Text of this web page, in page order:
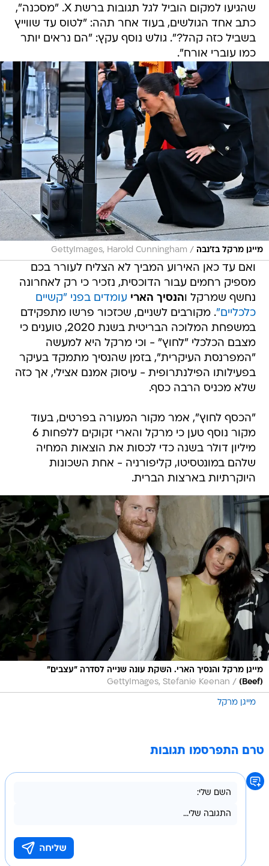
שהגיעו למקום הוביל לגל תגובות ברשת X. "מסכנה",
כתב אחד הגולשים, בעוד אחר תהה: "לטוס עד שווייץ
בשביל כזה קהל?". גולש נוסף עקץ: "הם נראים יותר
כמו עוברי אורח".
מייגן מרקל בז'נבה /
GettyImages, Harold Cunningham
ואם עד כאן האירוע המביך לא הצליח לעורר בכם
מספיק רחמים עבור הדוכסית, נזכיר כי רק לאחרונה
נחשף שמרקל והנסיך הארי עומדים בפני "קשיים
כלכליים". מקורבים לשניים, שכזכור פרשו מתפקידם
במשפחת המלוכה הבריטית בשנת 2020, טוענים כי
מצבם הכלכלי "לחוץ" - וכי מרקל היא למעשה
"המפרנסת העיקרית", בזמן שהנסיך מתמקד בעיקר
בפעילותו הפילנתרופית - עיסוק אמנם אצילי, אך כזה
שלא מכניס הרבה כסף.
"הכסף לחוץ", אמר מקור המעורה בפרטים, בעוד
מקור נוסף טען כי מרקל והארי זקוקים ללפחות 6
מיליון דולר בשנה כדי לכסות את הוצאות המחיה
שלהם במונטסיטו, קליפורניה - אחת השכונות
היוקרתיות בארצות הברית.
מייגן מרקל והנסיך הארי. השקת עונה שנייה לסדרה "עצבים"
(Beef)
/
GettyImages, Stefanie Keenan
מייגן מרקל
טרם התפרסמו תגובות